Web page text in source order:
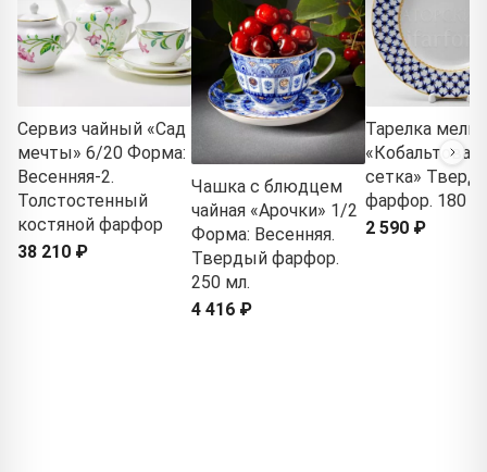
Сервиз чайный «Сад
мечты» 6/20 Форма:
Весенняя-2.
Толстостенный
костяной фарфор
38 210 ₽
Чашка с блюдцем
чайная «Арочки» 1/2
Форма: Весенняя.
Твердый фарфор.
250 мл.
4 416 ₽
Тарелка
«Кобальтовая
сетка»
фарфор. 180
2 590 ₽